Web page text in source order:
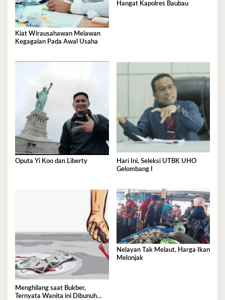
Kiat Wirausahawan Melawan
Kegagalan Pada Awal Usaha
Hangat Kapolres Baubau
Oputa Yi Koo dan Liberty
Hari Ini, Seleksi UTBK UHO
Gelombang I
Menghilang saat Bukber,
Ternyata Wanita ini Dibunuh
Nelayan Tak Melaut, Harga Ikan
Melonjak